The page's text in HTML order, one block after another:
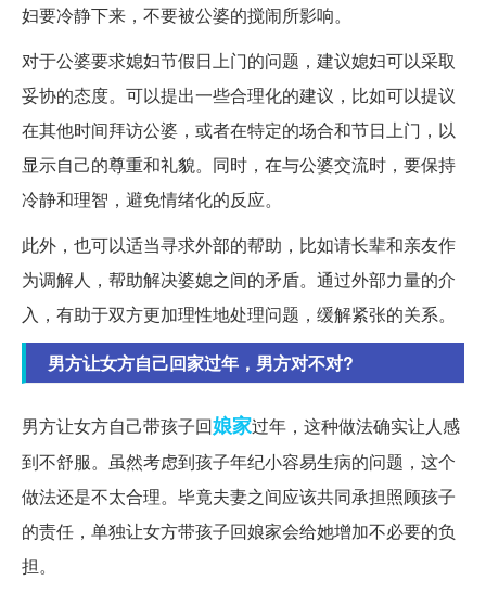
妇要冷静下来，不要被公婆的搅闹所影响。
对于公婆要求媳妇节假日上门的问题，建议媳妇可以采取
妥协的态度。可以提出一些合理化的建议，比如可以提议
在其他时间拜访公婆，或者在特定的场合和节日上门，以
显示自己的尊重和礼貌。同时，在与公婆交流时，要保持
冷静和理智，避免情绪化的反应。
此外，也可以适当寻求外部的帮助，比如请长辈和亲友作
为调解人，帮助解决婆媳之间的矛盾。通过外部力量的介
入，有助于双方更加理性地处理问题，缓解紧张的关系。
男方让女方自己回家过年，男方对不对?
男方让女方自己带孩子回娘家过年，这种做法确实让人感
到不舒服。虽然考虑到孩子年纪小容易生病的问题，这个
做法还是不太合理。毕竟夫妻之间应该共同承担照顾孩子
的责任，单独让女方带孩子回娘家会给她增加不必要的负
担。